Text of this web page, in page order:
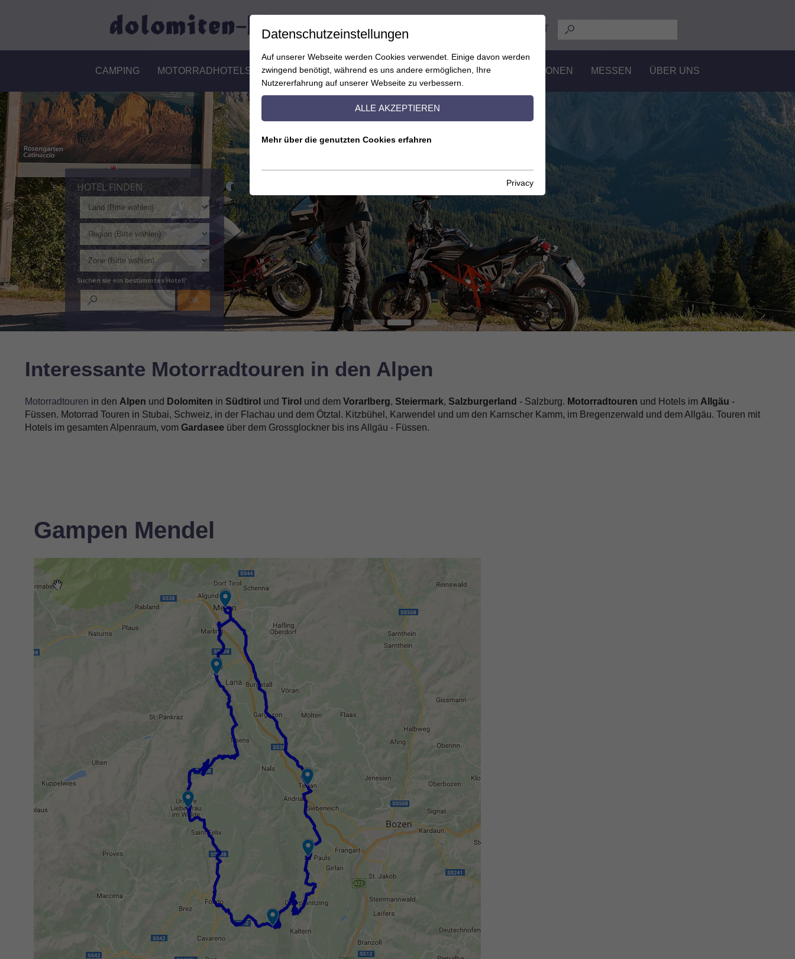
IT
CAMPING MOTORRADHOTELS MOTORRADPAUSCHALEN MOTORRADTOUREN REGIONEN MESSEN ÜBER UNS
HOTEL FINDEN
Suchen sie ein bestimmtes Hotel?
Interessante Motorradtouren in den Alpen
Motorradtouren in den Alpen und Dolomiten in Südtirol und Tirol und dem Vorarlberg, Steiermark, Salzburgerland - Salzburg. Motorradtouren und Hotels im Allgäu -
Füssen. Motorrad Touren in Stubai, Schweiz, in der Flachau und dem Ötztal. Kitzbühel, Karwendel und um den Karnscher Kamm, im Bregenzerwald und dem Allgäu. Touren mit
Hotels im gesamten Alpenraum, vom Gardasee über dem Grossglockner bis ins Allgäu - Füssen.
Gampen Mendel
Datenschutzeinstellungen
Auf unserer Webseite werden Cookies verwendet. Einige davon werden
zwingend benötigt, während es uns andere ermöglichen, Ihre
Nutzererfahrung auf unserer Webseite zu verbessern.
ALLE AKZEPTIEREN
Mehr über die genutzten Cookies erfahren
Privacy